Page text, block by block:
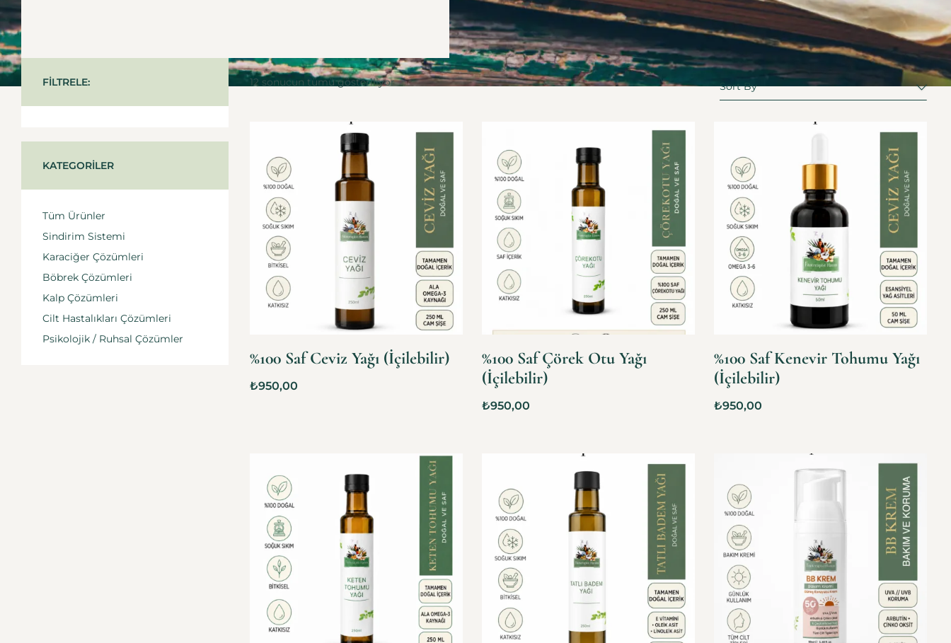
FILTRELE:
KATEGORILER
Tüm Ürünler
Sindirim Sistemi
Karaciğer Çözümleri
Böbrek Çözümleri
Kalp Çözümleri
Cilt Hastalıkları Çözümleri
Psikolojik / Ruhsal Çözümler
12 sonucun tümü gösteriliyor
%100 Saf Ceviz Yağı (İçilebilir)
₺950,00
%100 Saf Çörek Otu Yağı
(İçilebilir)
₺950,00
%100 Saf Kenevir Tohumu Yağı
(İçilebilir)
₺950,00